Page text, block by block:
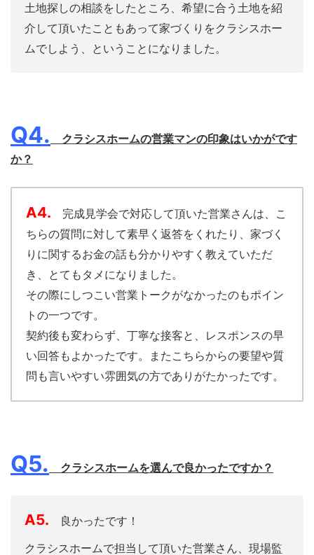
土地探しの相談をしたところ、希望に合う土地を紹
介して頂いたこともあって家づくりをクラシスホー
ムでしよう、ということになりました。
Q4.
クラシスホームの営業マンの印象はいかがです
か？
A4. 完成見学会で対応して頂いた営業さんは、こ
ちらの質問に対して素早く返答をくれたり、家づく
りに関するお金の話も分かりやすく教えていただ
き、とてもタメになりました。
その際にしつこい営業トークがなかったのもポイン
トの一つです。
契約後も変わらず、丁寧な接客と、レスポンスの早
い回答もよかったです。またこちらからの要望や質
問も言いやすい雰囲気の方でありがたかったです。
Q5. クラシスホームを選んで良かったですか？
A5. 良かったです！
クラシスホームで担当して頂いた営業さん、現場監